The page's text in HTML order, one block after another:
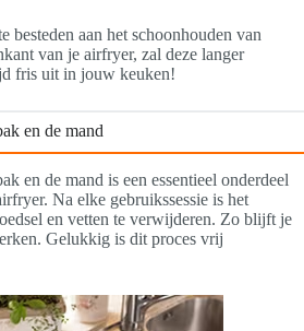
besteden aan het schoonhouden van
van je airfryer, zal deze langer
fris uit in jouw keuken!
en de mand
en de mand is een essentieel onderdeel
Na elke gebruikssessie is het
en vetten te verwijderen. Zo blijft je
Gelukkig is dit proces vrij